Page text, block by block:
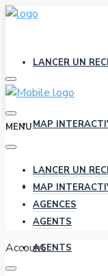
LANCER UN
MAP
AGENCES
AGENTS
MENU
LANCER UN
MAP
AGENCES
AGENTS
Account